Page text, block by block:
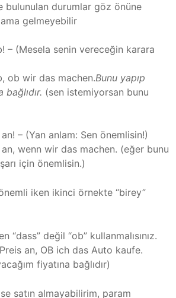
bulunulan durumlar göz önüne
gelmeyebilir
– (Mesela senin vereceğin karara
ob wir das machen.Bunu yapıp
bağlıdır. (sen istemiyorsan bunu
– (Yan anlam: Sen önemlisin!)
wenn wir das machen. (eğer bunu
için önemlisin.)
iken ikinci örnekte “birey”
“dass” değil “ob” kullanmalısınız.
an, OB ich das Auto kaufe.
fiyatına bağlıdır)
satın almayabilirim, param